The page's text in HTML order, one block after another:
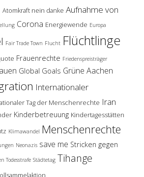
Atomkraft nein danke Aufnahme von
Corona Energiewende Europa
Fair Trade Town Flucht Flüchtlinge
Frauenrechte Friedenspreisträger
Global Goals Grüne Aachen
Internationaler
Tag der Menschenrechte Iran
Kinderbetreuung Kindertagesstätten
Klimawandel Menschenrechte
Neonazis save me Stricken gegen
Todesstrafe Städtetag Tihange